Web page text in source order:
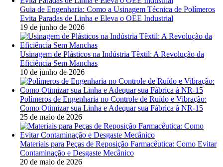
Guia de Engenharia: Como a Usinagem Técnica de Polímeros
Evita Paradas de Linha e Eleva o OEE Industrial
19 de junho de 2026
Usinagem de Plásticos na Indústria Têxtil: A Revolução da
Eficiência Sem Manchas
10 de junho de 2026
Polímeros de Engenharia no Controle de Ruído e Vibração:
Como Otimizar sua Linha e Adequar sua Fábrica à NR-15
25 de maio de 2026
Materiais para Peças de Reposição Farmacêutica: Como Evitar
Contaminação e Desgaste Mecânico
20 de maio de 2026